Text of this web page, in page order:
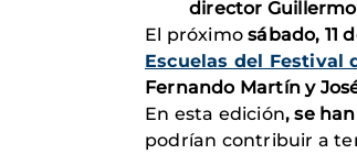
director Guillermo
El próximosábado, 11
Escuelas del Festival
Fernando Martín y
En esta edición, se
podrían contribuir a